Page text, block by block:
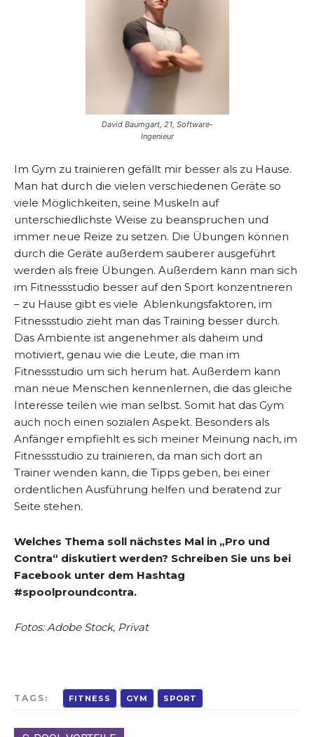
David Baumgart, 21, Software-
Ingenieur
Im Gym zu trainieren gefällt mir besser als zu Hause.
Man hat durch die vielen verschiedenen Geräte so
viele Möglichkeiten, seine Muskeln auf
unterschiedlichste Weise zu beanspruchen und
immer neue Reize zu setzen. Die Übungen können
durch die Geräte außerdem sauberer ausgeführt
werden als freie Übungen. Außerdem kann man sich
im Fitnessstudio besser auf den Sport konzentrieren
– zu Hause gibt es viele Ablenkungsfaktoren, im
Fitnessstudio zieht man das Training besser durch.
Das Ambiente ist angenehmer als daheim und
motiviert, genau wie die Leute, die man im
Fitnessstudio um sich herum hat. Außerdem kann
man neue Menschen kennenlernen, die das gleiche
Interesse teilen wie man selbst. Somit hat das Gym
auch noch einen sozialen Aspekt. Besonders als
Anfänger empfiehlt es sich meiner Meinung nach, im
Fitnessstudio zu trainieren, da man sich dort an
Trainer wenden kann, die Tipps geben, bei einer
ordentlichen Ausführung helfen und beratend zur
Seite stehen.
Welches Thema soll nächstes Mal in „Pro und
Contra“ diskutiert werden? Schreiben Sie uns bei
Facebook unter dem Hashtag
#spoolproundcontra.
Fotos: Adobe Stock, Privat
TAGS: FITNESS GYM SPORT